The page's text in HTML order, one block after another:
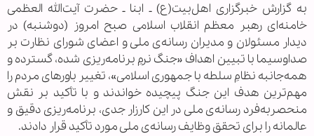
به گزارش خبرگزاری اهل‌بیت(ع) ـ ابنا ـ حضرت آیت‌الله العظمی
خامنه‌ای رهبر معظم انقلاب اسلامی صبح امروز (دوشنبه) در
دیدار مسئولان و مدیران رسانه‌ی ملی و اعضای شورای نظارت بر
صداوسیما با تبیین اهداف «جنگ نرمِ برنامه‌ریزی شده، گسترده و
همه‌جانبه نظامِ سلطه با جمهوری اسلامی»، تغییر باورهای مردم را
مهم‌ترین هدف این جنگ پیچیده خواندند و با تأکید بر نقش
منحصربه‌فرد رسانه‌ی ملی در این کارزار جدی، برنامه‌ریزی دقیق و
عالمانه را برای تحقق وظایف رسانه‌ی ملی مورد تأکید قرار دادند.